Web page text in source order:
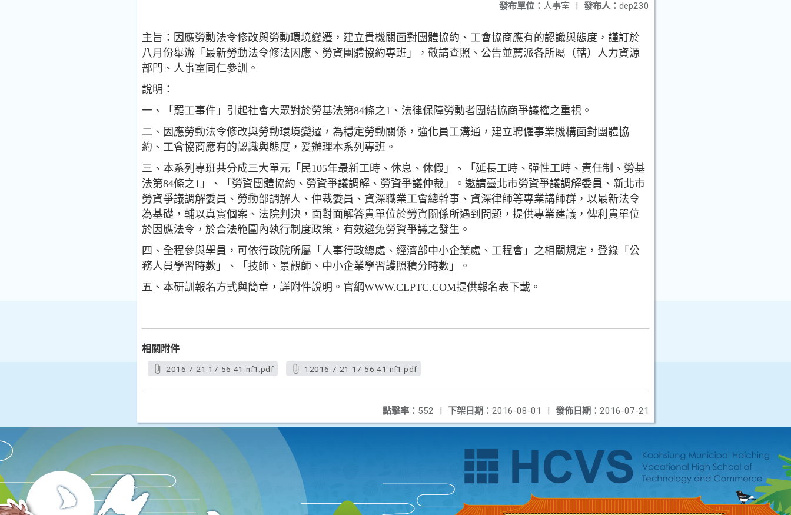
發布人： dep230
發布單位： 人事室 |
主旨：因應勞動法令修改與勞動環境變遷，建立貴機關面對團體協約、工會協商應有的認識與態度，謹訂於
八月份舉辦「最新勞動法令修法因應、勞資團體協約專班」，敬請查照、公告並薦派各所屬（轄）人力資源
部門、人事室同仁參訓。
說明：
一、「罷工事件」引起社會大眾對於勞基法第84條之1、法律保障勞動者團結協商爭議權之重視。
二、因應勞動法令修改與勞動環境變遷，為穩定勞動關係，強化員工溝通，建立聘僱事業機構面對團體協
約、工會協商應有的認識與態度，爰辦理本系列專班。
三、本系列專班共分成三大單元「民105年最新工時、休息、休假」、「延長工時、彈性工時、責任制、勞基
法第84條之1」、「勞資團體協約、勞資爭議調解、勞資爭議仲裁」。邀請臺北市勞資爭議調解委員、新北市
勞資爭議調解委員、勞動部調解人、仲裁委員、資深職業工會總幹事、資深律師等專業講師群，以最新法令
為基礎，輔以真實個案、法院判決，面對面解答貴單位於勞資關係所遇到問題，提供專業建議，俾利貴單位
於因應法令，於合法範圍內執行制度政策，有效避免勞資爭議之發生。
四、全程參與學員，可依行政院所屬「人事行政總處、經濟部中小企業處、工程會」之相關規定，登錄「公
務人員學習時數」、「技師、景觀師、中小企業學習護照積分時數」。
五、本研訓報名方式與簡章，詳附件說明。官網WWW.CLPTC.COM提供報名表下載。
相關附件
2016-7-21-17-56-41-nf1.pdf 12016-7-21-17-56-41-nf1.pdf
發佈日期： 2016-07-21
下架日期： 2016-08-01 |
點擊率： 552 |